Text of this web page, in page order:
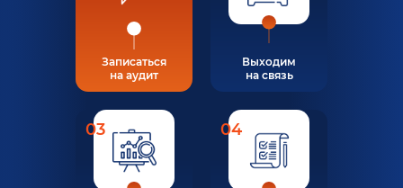
Записаться
на аудит
Выходим
на связь
03 04